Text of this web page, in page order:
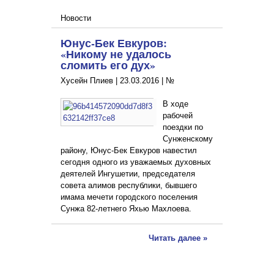
Новости
Юнус-Бек Евкуров:
«Никому не удалось
сломить его дух»
Хусейн Плиев | 23.03.2016 №
В ходе
рабочей
поездки по
Сунженскому
району, Юнус-Бек Евкуров навестил
сегодня одного из уважаемых духовных
деятелей Ингушетии, председателя
совета алимов республики, бывшего
имама мечети городского поселения
Сунжа 82-летнего Яхью Махлоева.
Читать далее »